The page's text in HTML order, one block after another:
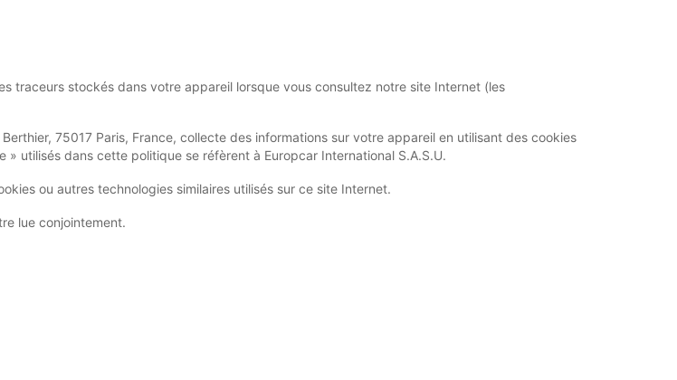
traceurs stockés dans votre appareil lorsque vous consultez notre site Internet (les
75017 Paris, France, collecte des informations sur votre appareil en utilisant des cookies
utilisés dans cette politique se réfèrent à Europcar International S.A.S.U.
ou autres technologies similaires utilisés sur ce site Internet.
lue conjointement.